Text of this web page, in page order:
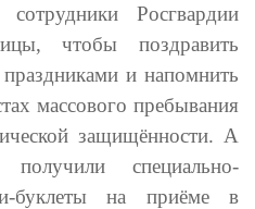
сотрудники Росгвардии
чтобы поздравить
и напомнить
массового пребывания
защищённости. А
специально-
буклеты на приёме в